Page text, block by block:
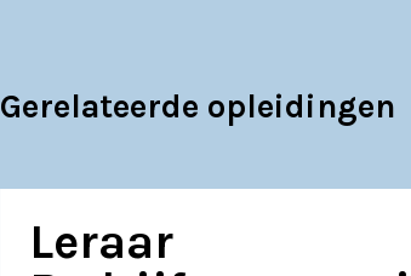
Gerelateerde opleidingen
Leraar